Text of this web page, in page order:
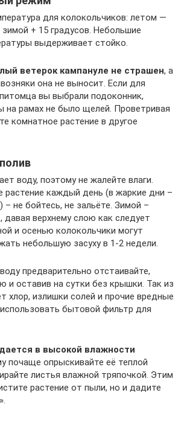
для колокольчиков: летом —
зимой + 15 градусов. Небольшие
выдерживает стойко.
ветерок кампануле не страшен, а
она не выносит. Если для
вы выбрали подоконник,
на рамах не было щелей. Проветривая
комнатное растение в другое
воду, поэтому не жалейте влаги.
растение каждый день (в жаркие дни –
– не бойтесь, не зальёте. Зимой –
давая верхнему слою как следует
и осенью колокольчики могут
небольшую засуху в 1-2 недели.
предварительно отстаивайте,
и оставив на сутки без крышки. Так из
хлор, излишки солей и прочие вредные
бытовой фильтр для
в высокой влажности
почаще опрыскивайте её теплой
листья влажной тряпочкой. Этим
растение от пыли, но и дадите